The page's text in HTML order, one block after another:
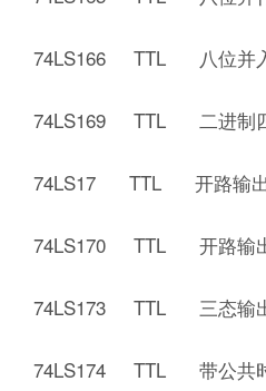
74LS166 TTL 八位并入
74LS169 TTL 二进制四
74LS17 TTL 开路输出
74LS170 TTL 开路输出
74LS173 TTL 三态输出
74LS174 TTL 带公共时